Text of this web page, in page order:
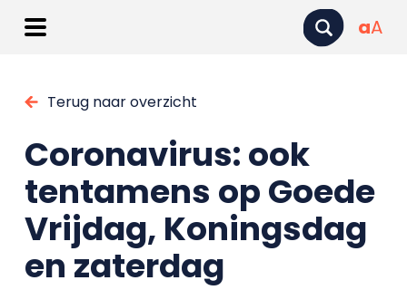
aA
Terug naar overzicht
Coronavirus: ook
tentamens op Goede
Vrijdag, Koningsdag
en zaterdag